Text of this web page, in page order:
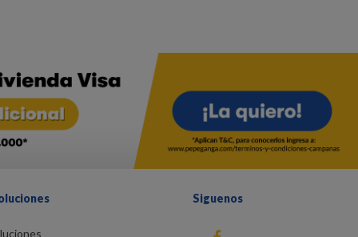
Siguenos
fb